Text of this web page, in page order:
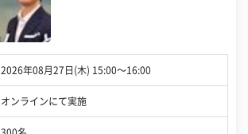
2026年08月27日(木) 15:00〜16:00
オンラインにて実施